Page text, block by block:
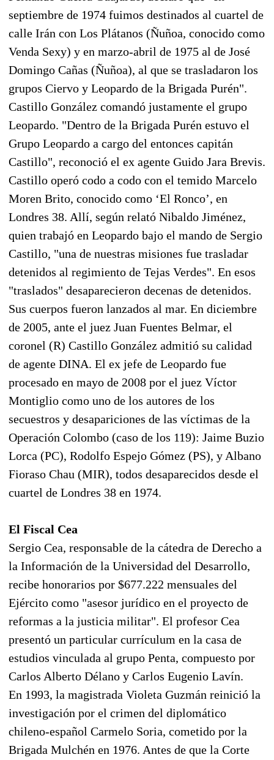
septiembre de 1974 fuimos destinados al cuartel de
calle Irán con Los Plátanos (Ñuñoa, conocido como
Venda Sexy) y en marzo-abril de 1975 al de José
Domingo Cañas (Ñuñoa), al que se trasladaron los
grupos Ciervo y Leopardo de la Brigada Purén".
Castillo González comandó justamente el grupo
Leopardo. "Dentro de la Brigada Purén estuvo el
Grupo Leopardo a cargo del entonces capitán
Castillo", reconoció el ex agente Guido Jara Brevis.
Castillo operó codo a codo con el temido Marcelo
Moren Brito, conocido como ‘El Ronco’, en
Londres 38. Allí, según relató Nibaldo Jiménez,
quien trabajó en Leopardo bajo el mando de Sergio
Castillo, "una de nuestras misiones fue trasladar
detenidos al regimiento de Tejas Verdes". En esos
"traslados" desaparecieron decenas de detenidos.
Sus cuerpos fueron lanzados al mar. En diciembre
de 2005, ante el juez Juan Fuentes Belmar, el
coronel (R) Castillo González admitió su calidad
de agente DINA. El ex jefe de Leopardo fue
procesado en mayo de 2008 por el juez Víctor
Montiglio como uno de los autores de los
secuestros y desapariciones de las víctimas de la
Operación Colombo (caso de los 119): Jaime Buzio
Lorca (PC), Rodolfo Espejo Gómez (PS), y Albano
Fioraso Chau (MIR), todos desaparecidos desde el
cuartel de Londres 38 en 1974.
El Fiscal Cea
Sergio Cea, responsable de la cátedra de Derecho a
la Información de la Universidad del Desarrollo,
recibe honorarios por $677.222 mensuales del
Ejército como "asesor jurídico en el proyecto de
reformas a la justicia militar". El profesor Cea
presentó un particular currículum en la casa de
estudios vinculada al grupo Penta, compuesto por
Carlos Alberto Délano y Carlos Eugenio Lavín.
En 1993, la magistrada Violeta Guzmán reinició la
investigación por el crimen del diplomático
chileno-español Carmelo Soria, cometido por la
Brigada Mulchén en 1976. Antes de que la Corte